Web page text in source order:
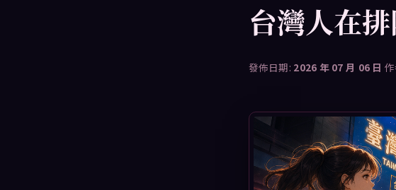
台灣人在
發佈日期: 2026 年 07 月 06 日